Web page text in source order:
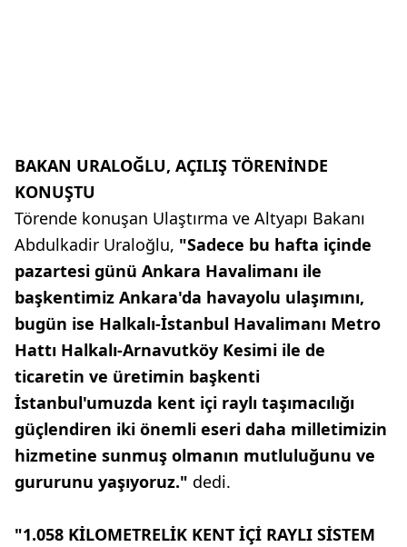
BAKAN URALOĞLU, AÇILIŞ TÖRENİNDE
KONUŞTU
Törende konuşan Ulaştırma ve Altyapı Bakanı
Abdulkadir Uraloğlu, "Sadece bu hafta içinde
pazartesi günü Ankara Havalimanı ile
başkentimiz Ankara'da havayolu ulaşımını,
bugün ise Halkalı-İstanbul Havalimanı Metro
Hattı Halkalı-Arnavutköy Kesimi ile de
ticaretin ve üretimin başkenti
İstanbul'umuzda kent içi raylı taşımacılığı
güçlendiren iki önemli eseri daha milletimizin
hizmetine sunmuş olmanın mutluluğunu ve
gururunu yaşıyoruz." dedi.
"1.058 KİLOMETRELİK KENT İÇİ RAYLI SİSTEM